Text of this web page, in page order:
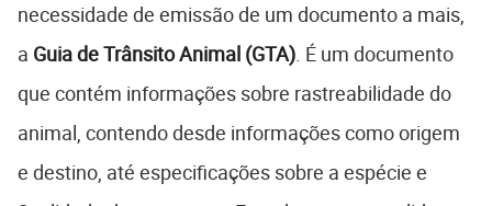
necessidade de emissão de um documento a mais,
a Guia de Trânsito Animal (GTA). É um documento
que contém informações sobre rastreabilidade do
animal, contendo desde informações como origem
e destino, até especificações sobre a espécie e